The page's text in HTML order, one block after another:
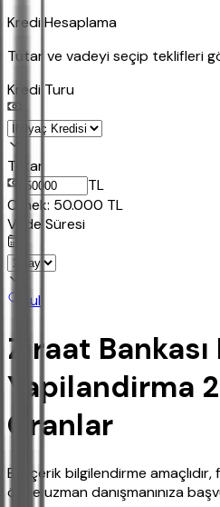
Kredi Hesaplama
Tutar ve vadeyi seçip teklifleri
Kredi Turu
Tutar
TL
Ornek: 50.000 TL
Vade Süresi
Bul
Ziraat
Yapilandirma
Oranlar
Bu içerik bilgilendirme
önce uzman danışmanınıza